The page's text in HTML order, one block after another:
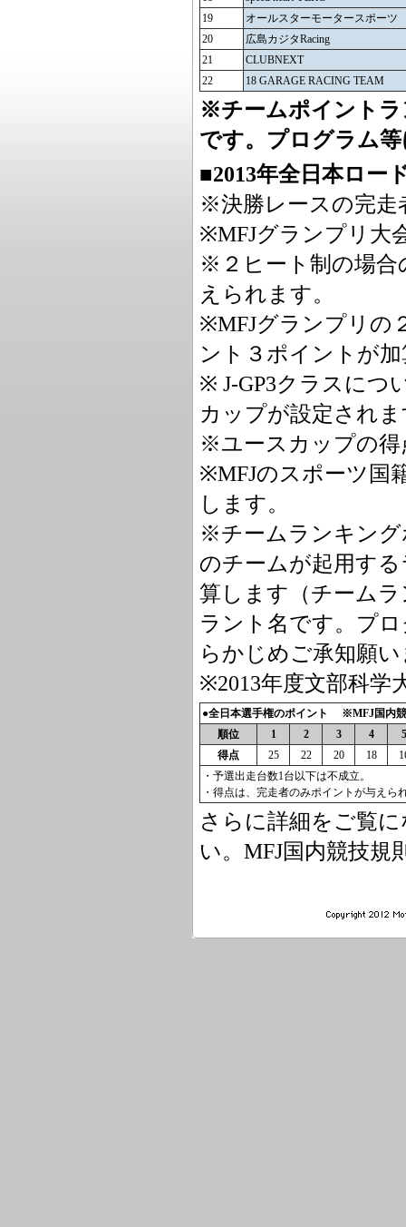
19
オールスターモータースポーツ
20
広島カジタRacing
21
CLUBNEXT
22
18 GARAGE RACING TEAM
※チームポイントラ
です。プログラム
■2013年全日本ロー
※決勝レースの完走
※MFJグランプリ大
※２ヒート制の場合
えられます。
※MFJグランプリの
ント３ポイントが
※ J-GP3クラスにつ
カップが設定され
※ユースカップの得
※MFJのスポーツ国
します。
※チームランキング
のチームが起用す
算します（チーム
ラント名です。プ
らかじめご承知願
※2013年度文部科学
●全日本選手権のポイント ※MFJ国内競
順位
1 2 3 4
5
得点
25 22 20 18
・予選出走台数1台以下は不成立。
・得点は、完走者のみポイントが与えら
さらに詳細をご覧
い。MFJ国内競技規